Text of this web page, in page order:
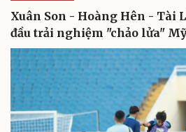
Xuân Son - Hoàng Hên - Tài
đầu trải nghiệm "chảo lửa"